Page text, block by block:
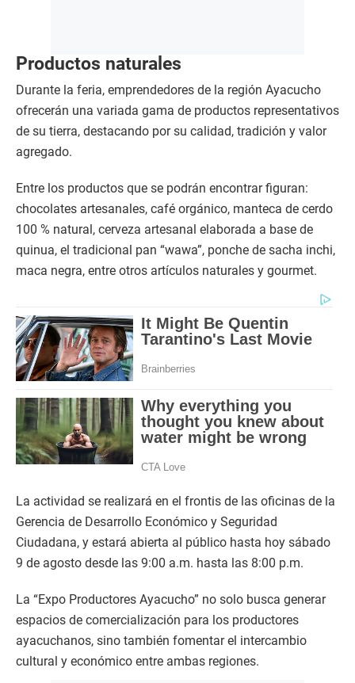
Productos naturales
Durante la feria, emprendedores de la región Ayacucho
ofrecerán una variada gama de productos representativos
de su tierra, destacando por su calidad, tradición y valor
agregado.
Entre los productos que se podrán encontrar figuran:
chocolates artesanales, café orgánico, manteca de cerdo
100 % natural, cerveza artesanal elaborada a base de
quinua, el tradicional pan “wawa”, ponche de sacha inchi,
maca negra, entre otros artículos naturales y gourmet.
La actividad se realizará en el frontis de las oficinas de la
Gerencia de Desarrollo Económico y Seguridad
Ciudadana, y estará abierta al público hasta hoy sábado
9 de agosto desde las 9:00 a.m. hasta las 8:00 p.m.
La “Expo Productores Ayacucho” no solo busca generar
espacios de comercialización para los productores
ayacuchanos, sino también fomentar el intercambio
cultural y económico entre ambas regiones.